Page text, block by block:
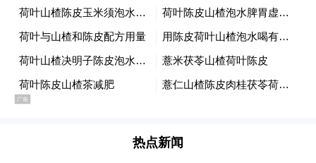
行右侧推行婴儿车的行人。
热点新闻